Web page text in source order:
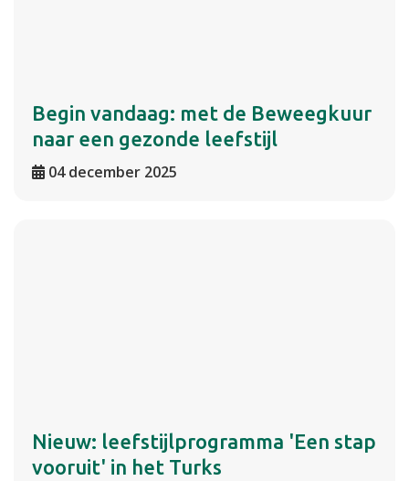
Begin vandaag: met de Beweegkuur
naar een gezonde leefstijl
04 december 2025
Nieuw: leefstijlprogramma 'Een stap
vooruit' in het Turks